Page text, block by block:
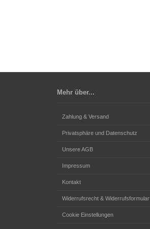
Mehr über...
Zahlung & Versand
Privatsphäre und Datenschutz
Unsere AGB
Impressum
Kontakt
Widerrufsrecht & Widerrufsformular
Cookie Einstellungen